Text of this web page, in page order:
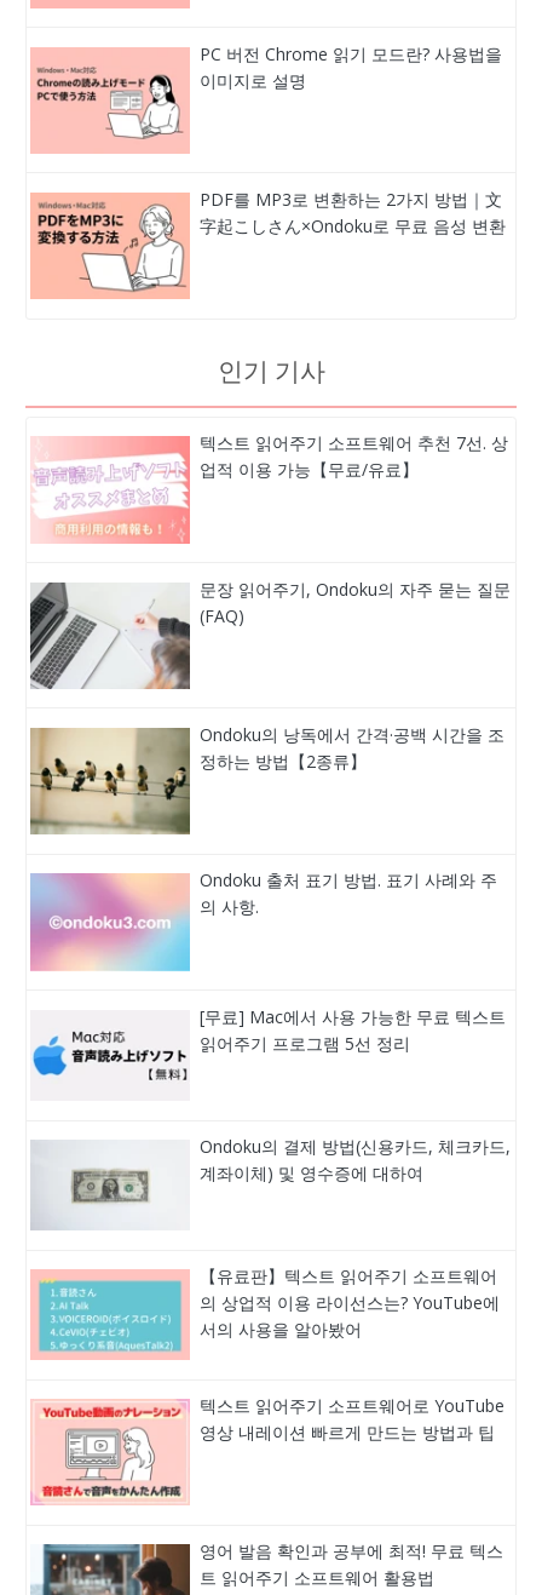
PC 버전 Chrome 읽기 모드란? 사용법을
이미지로 설명
PDF를 MP3로 변환하는 2가지 방법｜文
字起こしさん×Ondoku로 무료 음성 변환
인기 기사
텍스트 읽어주기 소프트웨어 추천 7선. 상
업적 이용 가능【무료/유료】
문장 읽어주기, Ondoku의 자주 묻는 질문
(FAQ)
Ondoku의 낭독에서 간격·공백 시간을 조
정하는 방법【2종류】
Ondoku 출처 표기 방법. 표기 사례와 주
의 사항.
[무료] Mac에서 사용 가능한 무료 텍스트
읽어주기 프로그램 5선 정리
Ondoku의 결제 방법(신용카드, 체크카드,
계좌이체) 및 영수증에 대하여
【유료판】텍스트 읽어주기 소프트웨어
의 상업적 이용 라이선스는? YouTube에
서의 사용을 알아봤어
텍스트 읽어주기 소프트웨어로 YouTube
영상 내레이션 빠르게 만드는 방법과 팁
영어 발음 확인과 공부에 최적! 무료 텍스
트 읽어주기 소프트웨어 활용법